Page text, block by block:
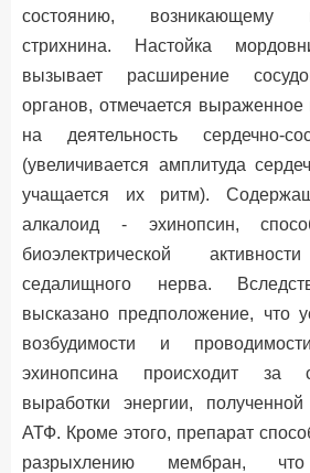
состоянию, возникающему
стрихнина. Настойка
вызывает расширение
органов, отмечается
на деятельность сердечно-
(увеличивается амплитуда
учащается их ритм).
алкалоид - эхинопсин,
биоэлектрической
седалищного нерва.
высказано предположение, что
возбудимости и
эхинопсина происходит за
выработки энергии,
АТФ. Кроме этого, препарат
разрыхлению мембран,